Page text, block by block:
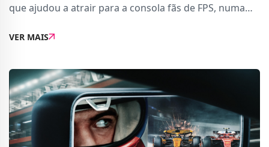
que ajudou a atrair para a consola fãs de FPS, numa
consolas graças a Halo.O primeiro jogo, c
VER MAIS